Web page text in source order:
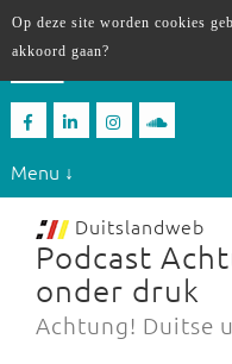
Menu ↓
Duitslandweb
Podcast
onder druk
Achtung! Duitse
Op deze site worden cookies
akkoord gaan?